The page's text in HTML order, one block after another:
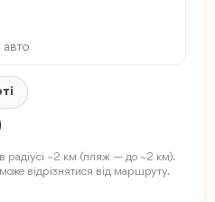
авто
радіусі ~2 км (пляж — до ~2 км).
відрізнятися від маршруту.